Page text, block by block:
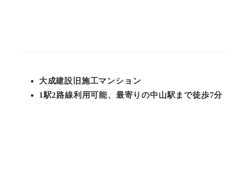
大成建設旧施工マンション
1駅2路線利用可能、最寄りの中山駅まで徒歩7分